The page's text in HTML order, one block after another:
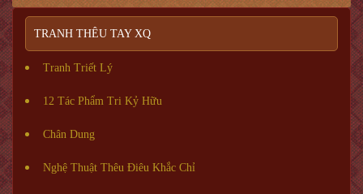
TRANH THÊU TAY XQ
Tranh Triết Lý
12 Tác Phẩm Tri Kỷ Hữu
Chân Dung
Nghệ Thuật Thêu Điêu Khắc Chỉ